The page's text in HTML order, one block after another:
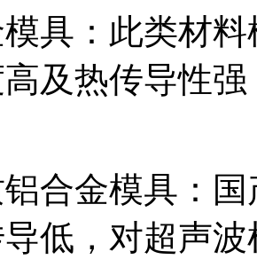
具：此类材
及热传导性
合金模具：
低，对超声